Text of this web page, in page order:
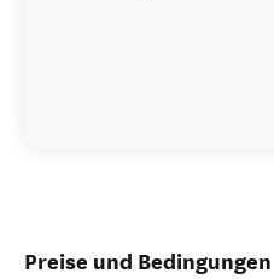
Preise und Bedingungen